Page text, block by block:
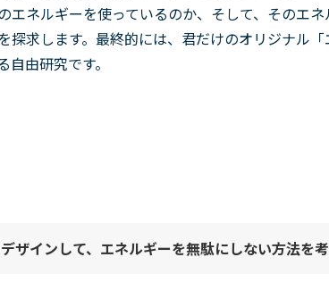
エネルギーを使っているのか、そして、そのエ
探求します。最終的には、君だけのオリジナル
由研究です。
ザインして、エネルギーを無駄にしない方法を